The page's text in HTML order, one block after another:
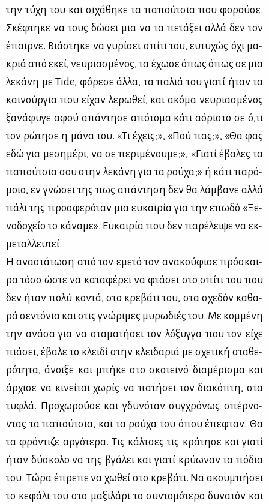
την τύ­χη του και σι­χά­θη­κε τα πα­πού­τσια που φο­ρού­σε.
Σκέ­φτη­κε να τους δώ­σει μια να τα πε­τά­ξει αλ­λά δεν τον
έπαιρ­νε. Βιά­στη­κε να γυ­ρί­σει σπί­τι του, ευ­τυ­χώς όχι μα­
κριά από εκεί, νευ­ρια­σμέ­νος, τα έχω­σε όπως όπως σε μια
λε­κά­νη με Tide, φό­ρε­σε άλ­λα, τα πα­λιά του για­τί ήταν τα
και­νούρ­για που εί­χαν λε­ρω­θεί, και ακό­μα νευ­ρια­σμέ­νος
ξα­νά­φυ­γε αφού απά­ντη­σε από­το­μα κά­τι αό­ρι­στο σε ό,τι
τον ρώ­τη­σε η μά­να του. «Τι έχεις;», «Πού πας;», «Θα φας
εδώ για με­ση­μέ­ρι, να σε πε­ρι­μέ­νου­με;», «Για­τί έβα­λες τα
πα­πού­τσια σου στην λε­κά­νη για τα ρού­χα;» ή κά­τι πα­ρό­
μοιο, εν γνώ­σει της πως απά­ντη­ση δεν θα λάμ­βα­νε αλ­λά
πά­λι της προ­σφε­ρό­ταν μια ευ­και­ρία για την επω­δό «Ξε­
νο­δο­χείο το κά­να­με». Ευ­και­ρία που δεν πα­ρέ­λει­ψε να εκ­
με­ταλ­λευ­τεί.
Η ανα­στά­τω­ση από τον εμε­τό τον ανα­κού­φι­σε πρό­σκαι­
ρα τό­σο ώστε να κα­τα­φέ­ρει να φτά­σει στο σπί­τι του που
δεν ήταν πο­λύ κο­ντά, στο κρε­βά­τι του, στα σχε­δόν κα­θα­
ρά σε­ντό­νια και στις γνώ­ρι­μες μυ­ρω­διές του. Με κομ­μέ­νη
την ανά­σα για να στα­μα­τή­σει τον λό­ξυγ­γα που τον εί­χε
πιά­σει, έβα­λε το κλει­δί στην κλει­δα­ριά με σχε­τι­κή στα­θε­
ρό­τη­τα, άνοι­ξε και μπή­κε στο σκο­τει­νό δια­μέ­ρι­σμα και
άρ­χι­σε να κι­νεί­ται χω­ρίς να πα­τή­σει τον δια­κό­πτη, στα
τυ­φλά. Προ­χω­ρού­σε και γδυ­νό­ταν συγ­χρό­νως σπέρ­νο­
ντας τα πα­πού­τσια, και τα ρού­χα του όπου έπε­φταν. Θα
τα φρό­ντι­ζε αρ­γό­τε­ρα. Τις κάλ­τσες τις κρά­τη­σε και για­τί
ήταν δύ­σκο­λο να της βγά­λει και για­τί κρύ­ω­ναν τα πό­δια
του. Τώ­ρα έπρε­πε να χω­θεί στο κρε­βά­τι. Να ακου­μπή­σει
το κε­φά­λι του στο μα­ξι­λά­ρι το συ­ντο­μό­τε­ρο δυ­να­τόν και